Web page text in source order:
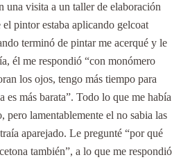
una visita a un taller de elaboración
el pintor estaba aplicando gelcoat
terminó de pintar me acerqué y le
él me respondió “con monómero
los ojos, tengo más tiempo para
es más barata”. Todo lo que me había
pero lamentablemente el no sabia las
aparejado. Le pregunté “por qué
también”, a lo que me respondió